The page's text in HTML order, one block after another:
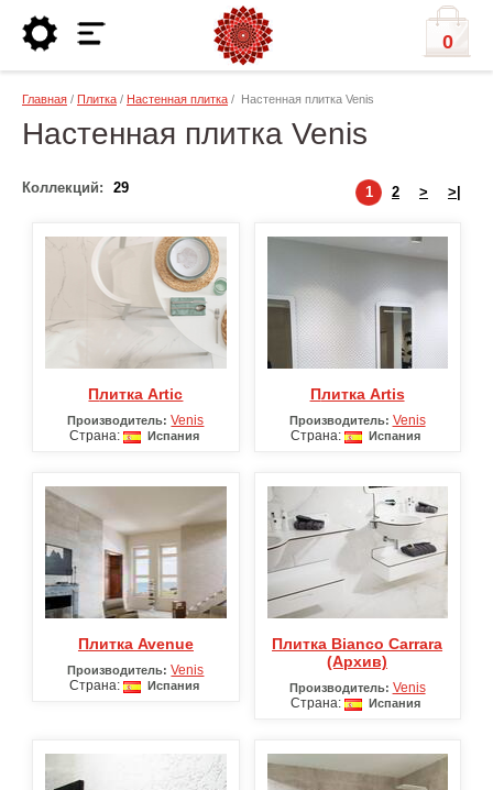
0
Главная / Плитка / Настенная плитка / Настенная плитка Venis
Настенная плитка Venis
Коллекций: 29 1 2 > >|
Плитка Artic
Производитель: Venis
Страна:
Испания
Плитка Artis
Производитель: Venis
Страна:
Испания
Плитка Avenue
Производитель: Venis
Страна:
Испания
Плитка Bianco Carrara
(Архив)
Производитель: Venis
Страна:
Испания